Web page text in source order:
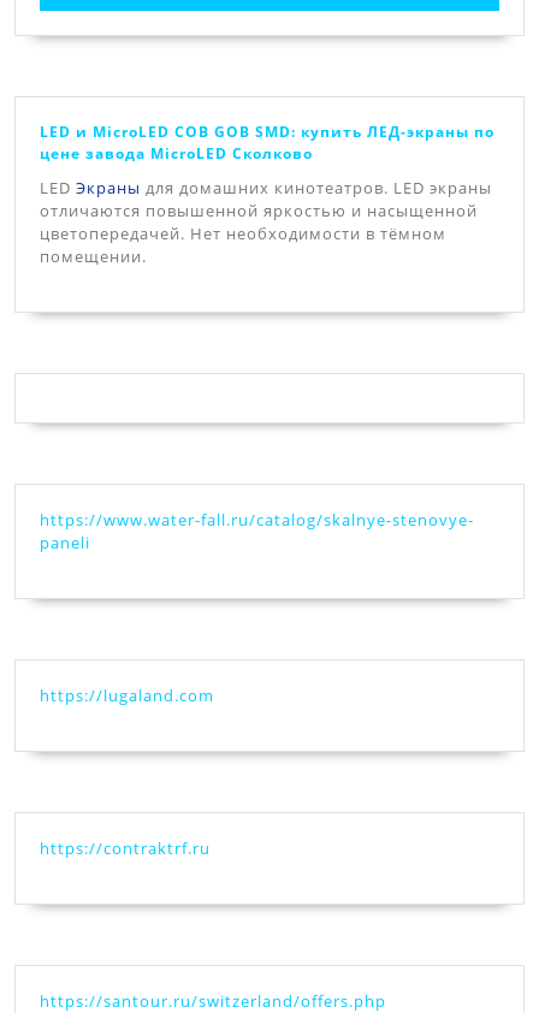
LED и MicroLED COB GOB SMD: купить ЛЕД-экраны по
цене завода MicroLЕD Сколково
LED Экраны для домашних кинотеатров. LED экраны
отличаются повышенной яркостью и насыщенной
цветопередачей. Нет необходимости в тёмном
помещении.
https://www.water-fall.ru/catalog/skalnye-stenovye-
paneli
https://lugaland.com
https://contraktrf.ru
https://santour.ru/switzerland/offers.php